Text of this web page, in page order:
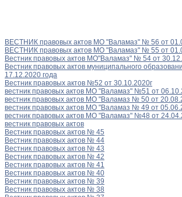
ВЕСТНИК правовых актов МО "Валамаз" № 56 от
ВЕСТНИК правовых актов МО "Валамаз" № 55 от
Вестник правовых актов МО"Валамаз" № 54 от
Вестник правовых актов муниципального
17.12.2020 года
Вестник правовых актов №52 от 30.10.2020г
вестник правовых актов МО "Валамаз" №51 от
вестник правовых актов МО "Валамаз № 50 от
вестник правовых актов МО "Валамаз № 49 от
вестник правовых актов МО "Валамаз" №48 от
вестник правовых актов
Вестник правовых актов № 45
Вестник правовых актов № 44
Вестник правовых актов № 43
Вестник правовых актов № 42
Вестник правовых актов № 41
Вестник правовых актов № 40
Вестник правовых актов № 39
Вестник правовых актов № 38